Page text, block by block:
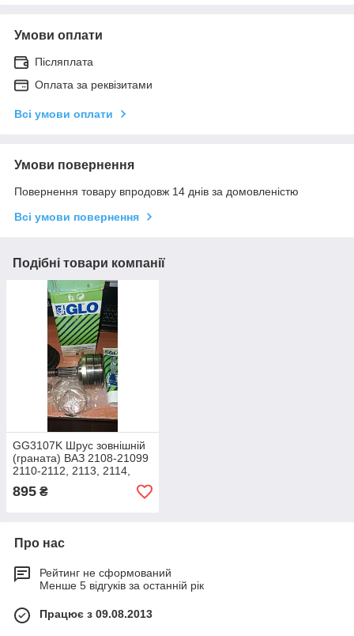
Умови оплати
Післяплата
Оплата за реквізитами
Всі умови оплати
Умови повернення
Повернення товару впродовж 14 днів за домовленістю
Всі умови повернення
Подібні товари компанії
GG3107K Шрус зовнішній
(граната) ВАЗ 2108-21099
2110-2112, 2113, 2114,
2115 GLO Італія в зборі
оригінал.
895 ₴
Про нас
Рейтинг не сформований
Менше 5 відгуків за останній рік
Працює з 09.08.2013